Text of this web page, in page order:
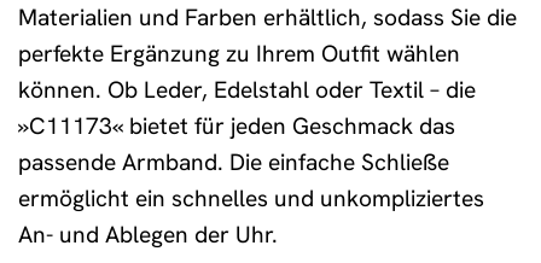
Materialien und Farben erhältlich, sodass Sie die
perfekte Ergänzung zu Ihrem Outfit wählen
können. Ob Leder, Edelstahl oder Textil – die
»C11173« bietet für jeden Geschmack das
passende Armband. Die einfache Schließe
ermöglicht ein schnelles und unkompliziertes
An- und Ablegen der Uhr.